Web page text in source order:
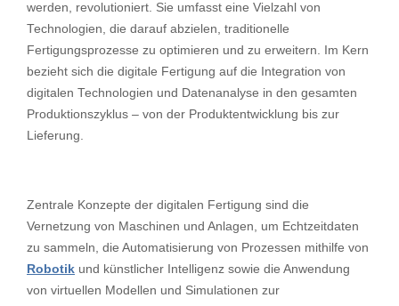
werden, revolutioniert. Sie umfasst eine Vielzahl von
Technologien, die darauf abzielen, traditionelle
Fertigungsprozesse zu optimieren und zu erweitern. Im Kern
bezieht sich die digitale Fertigung auf die Integration von
digitalen Technologien und Datenanalyse in den gesamten
Produktionszyklus – von der Produktentwicklung bis zur
Lieferung.
Zentrale Konzepte der digitalen Fertigung sind die
Vernetzung von Maschinen und Anlagen, um Echtzeitdaten
zu sammeln, die Automatisierung von Prozessen mithilfe von
Robotik und künstlicher Intelligenz sowie die Anwendung
von virtuellen Modellen und Simulationen zur